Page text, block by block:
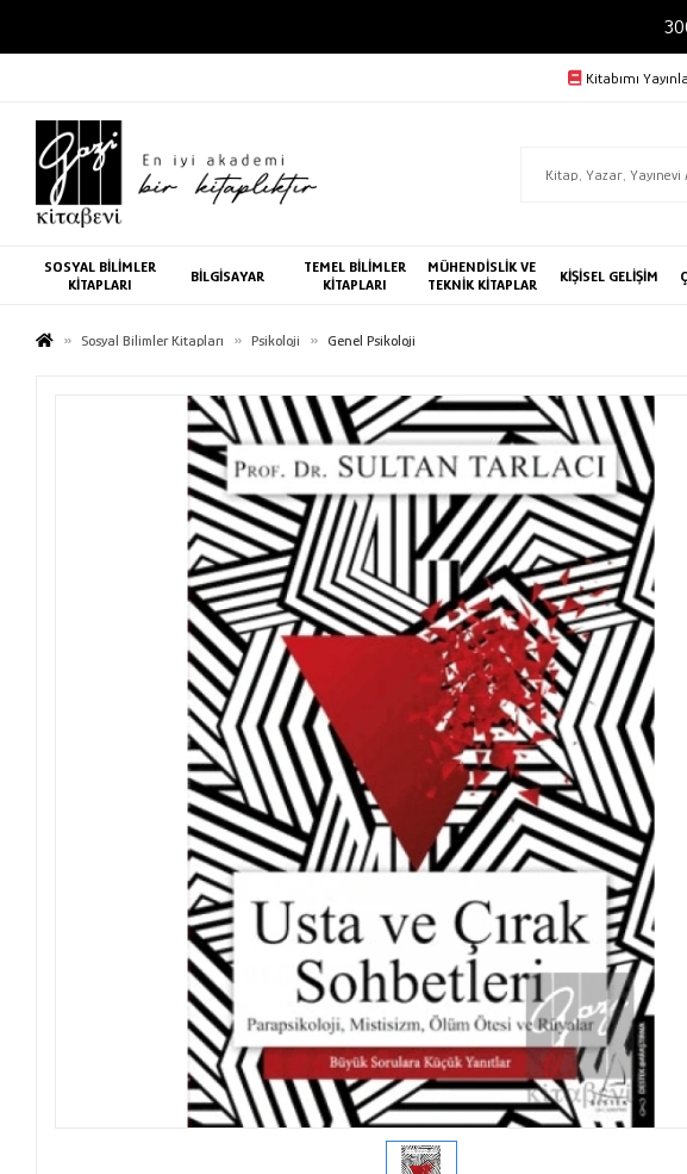
Kitabımı
SOSYAL BİLİMLER
KİTAPLARI
BİLGİSAYAR
TEMEL BİLİMLER
KİTAPLARI
MÜHENDİSLİK VE
TEKNİK KİTAPLAR
KİŞİSEL GELİŞİM
Sosyal Bilimler Kitapları Psikoloji Genel Psikoloji